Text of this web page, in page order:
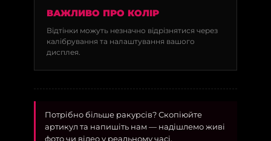
ВАЖЛИВО ПРО КОЛІР
Відтінки можуть незначно відрізнятися через
калібрування та налаштування вашого
дисплея.
Потрібно більше ракурсів? Скопіюйте
артикул та напишіть нам — надішлемо живі
фото чи відео у реальному часі.